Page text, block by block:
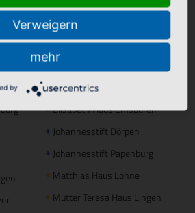
Stationäre Pflege
+Maria Anna Haus Lengerich
St. Katharina Haus Thuine
+Caritas Altenhilfe Emsland
+Elisabeth Haus Emsbüren
+ Johannesstift Dörpen
+ Johannesstift Papenburg
+ Matthias Haus Lohne
+ Mutter Teresa Haus Lingen
Verweigern
mehr
by